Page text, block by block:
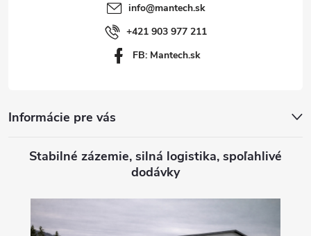
info@mantech.sk
+421 903 977 211
FB: Mantech.sk
Informácie pre vás
Stabilné zázemie, silná logistika, spoľahlivé
dodávky